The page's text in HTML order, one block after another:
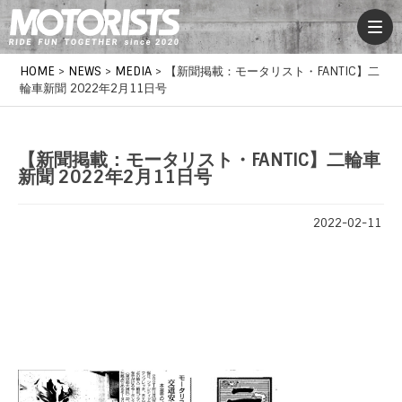
HOME > NEWS > MEDIA >
【新聞掲載：モータリスト・FANTIC】二
輪車新聞 2022年2月11日号
【新聞掲載：モータリスト・FANTIC】二輪車
新聞 2022年2月11日号
2022-02-11